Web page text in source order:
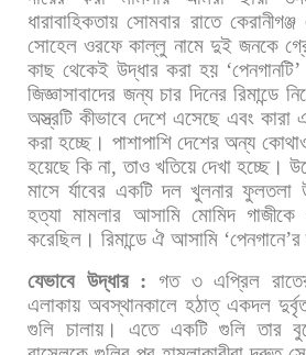
ধারাবাহিকতায় সোমবার রাতে কেরানীগঞ্জ
সোহেল ওরফে কাল্লু নামে দুই জনকে
কাছ থেকেই উদ্ধার করা হয় ‘পেনগানটি’
জিজ্ঞাসাবাদের জন্য চার দিনের রিমান্ডে
অস্ত্রটি কীভাবে দেশে এসেছে এবং কারা
করা হচ্ছে। পাশাপাশি দেশের অন্য
হয়েছে কি না,তাও খতিয়ে দেখা হচ্ছে।
মাসে র্যাবের একটি দল খুলনার ফুলতলা
হত্যা মামলার আসামি মোমিদ গাজীকে
করেছিল। রিমান্ডে ঐ আসামি ‘পেনগানে’র
যেভাবে উদ্ধার: গত ৩ এপ্রিল
এলাকায় অবস্থানকালে হঠাত্ একদল
গুলি চালায়। এতে একটি গুলি তার